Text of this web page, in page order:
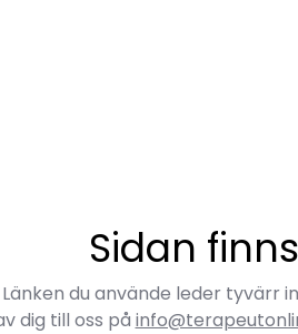
Sidan
Länken du använde leder tyvärr
dig till oss på